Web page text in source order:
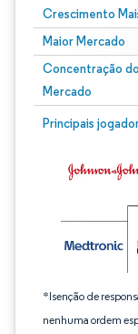
Crescimento
Maior Mercado
Concentração do
Mercado
Principais
*Isenção de
nenhuma ordem
Imagem © Mordor